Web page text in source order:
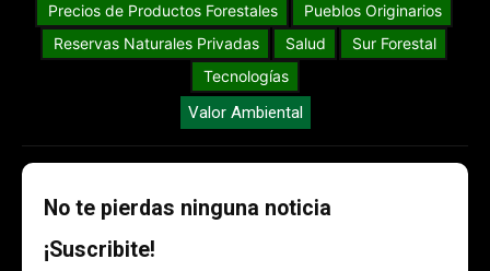
Precios de Productos Forestales
Pueblos Originarios
Reservas Naturales Privadas
Salud
Sur Forestal
Tecnologías
Valor Ambiental
No te pierdas ninguna noticia
¡Suscribite!